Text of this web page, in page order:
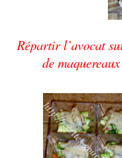
Répartir l’avocat
de